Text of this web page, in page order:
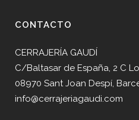
CONTACTO
CERRAJERÍA GAUDÍ
C/Baltasar de España, 2 C
08970 Sant Joan Despí,
info@cerrajeriagaudi.com